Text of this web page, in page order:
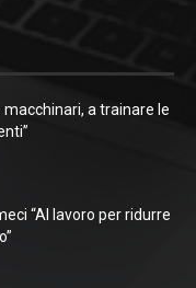
a trainare le
“Al lavoro per ridurre